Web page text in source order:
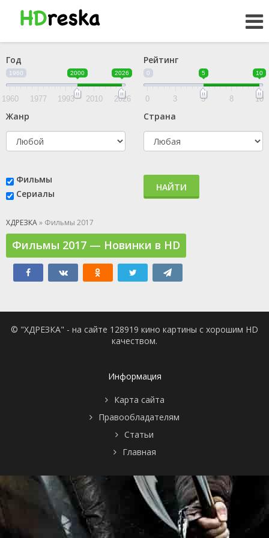
Год
1960 2000 2026
1960 1977 1993 2010 2026
Рейтинг
0 5 10
0 3 5 8 10
Жанр Страна
Фильмы
Сериалы
НАЙТИ
ХДРЕЗКА» Фильмы 2017
Фильмы 2017 — Новинки в HD
© "ХДРЕЗКА" - на сайте 128919 кино картины с хорошим HD
качеством.
Информация
Карта сайта
Правообладателям
Статьи
Главная